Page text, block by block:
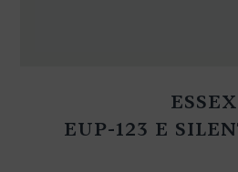
ESSEX
EUP-123 E